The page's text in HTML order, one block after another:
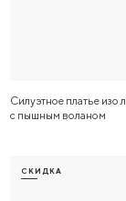
Силуэтное платье изо
с пышным воланом
СКИДКА